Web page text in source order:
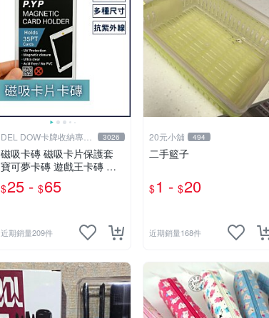
DEL DOW卡牌收納專賣 3026
磁吸卡磚 磁吸卡片保護套
寶可夢卡磚 遊戲王卡磚 七
龍珠 球員卡 球衣卡 35PT 5
5PT 100PT 130PT 180PT
$25 - $65
近期銷量209件
20元小舖 494
二手籃子
$1 - $20
近期銷量168件